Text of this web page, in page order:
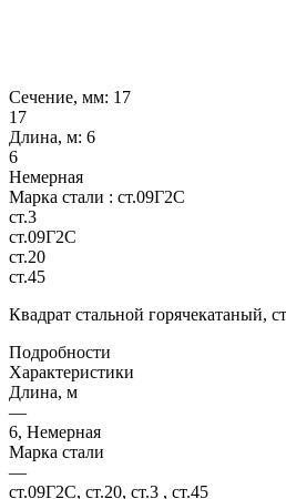
Сечение, мм: 17
17
Длина, м: 6
6
Немерная
Марка стали : ст.09Г2С
ст.3
ст.09Г2С
ст.20
ст.45
Квадрат стальной горячекатаный,
Подробности
Характеристики
Длина, м
—
6, Немерная
Марка стали
—
ст.09Г2С, ст.20, ст.3 , ст.45